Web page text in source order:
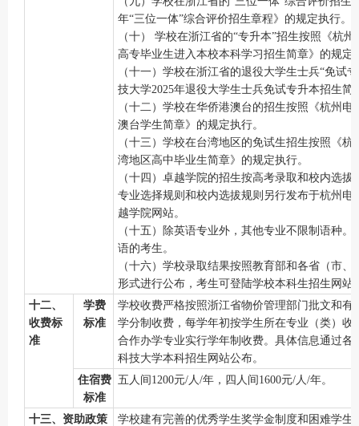
年“三位一体”综合评价招生章程》的规定执行。
（十）
学校在浙江省的“专升本”招生按照《杭
高专毕业生进入本校本科学习招生简章》的规定
（十一）学校在浙江省的退役大学生士兵“免试
技大学2025年退役大学生士兵免试专升本招生简
（十二）学校在华侨港澳台的招生按照《杭州电
澳台学生简章》的规定执行。
（十三 ）学校在台湾地区的免试生招生按照《杭
湾地区高中毕业生简章》的规定执行。
（十四 ）卓越学院的招生按高考录取和校内选
专业选择规则和校内选拔规则另行发布于杭州电
越学院网站。
（十五 ）除英语专业外，其他专业不限制语种。
语的考生。
（十六）学校录取结果按照教育部和各省（市
形式进行公布，考生可登陆学校本科生招生网站
十二、
收费标
准
学费
标准
学校收费严格按照浙江省物价管理部门批文和有
学分制收费，每学年初按学生所在专业（类）收
合作办学专业实行学年制收费。具体信息通过各
科技大学本科招生网站公布。
住宿费
标准
五人间 1200元/人/年 ，四人间 1600元/人/年。
十三、资助政策
学校建有完善的优秀学生奖学金制度和困难学生